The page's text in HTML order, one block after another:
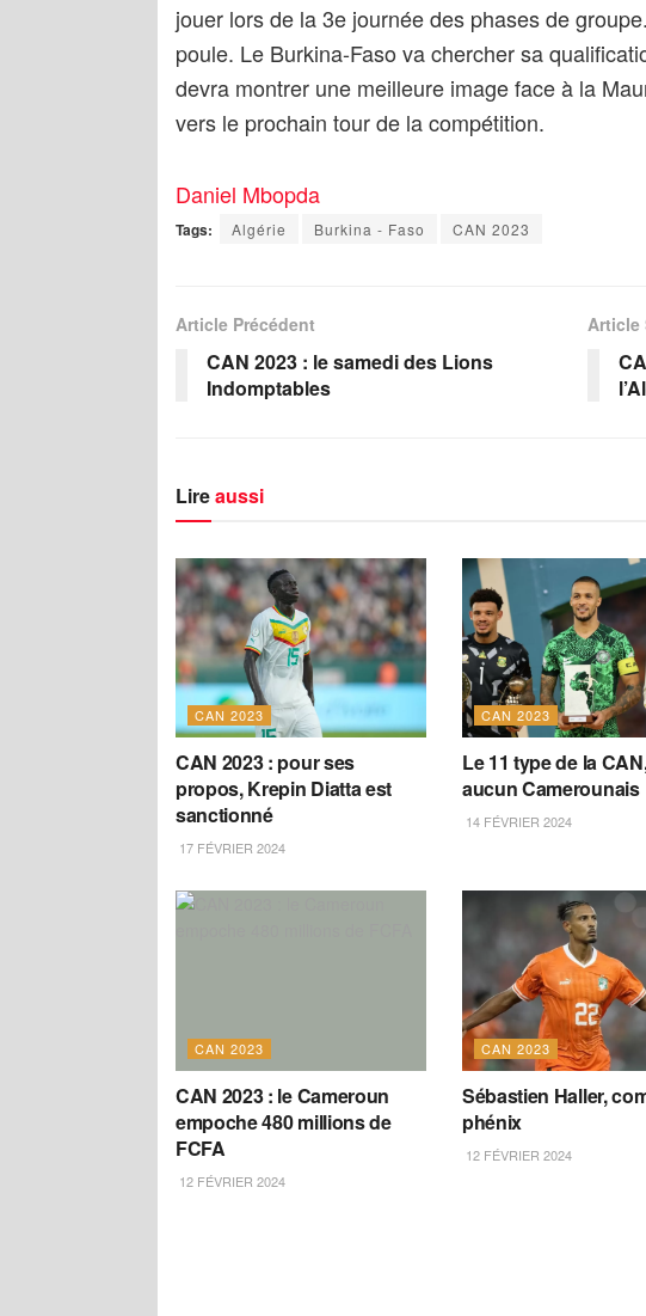
jouer lors de la 3e journée des phases de
poule. Le Burkina-Faso va chercher sa
devra montrer une meilleure image face à la
vers le prochain tour de la compétition.
Daniel Mbopda
Tags: Algérie Burkina - Faso CAN 2023
Article Précédent
CAN 2023 : le samedi des Lions
Indomptables
Article
Lireaussi
CAN 2023
CAN 2023 : pour ses
propos, Krepin Diatta est
sanctionné
17 FÉVRIER 2024
CAN 2023
Le 11 type de la
aucun Camerounais
14 FÉVRIER 2024
CAN 2023
CAN 2023 : le Cameroun
empoche 480 millions de
FCFA
12 FÉVRIER 2024
CAN 2023
Sébastien Haller,
phénix
12 FÉVRIER 2024